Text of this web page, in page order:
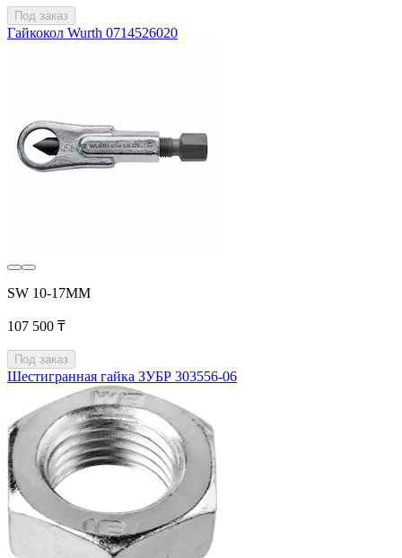
Под заказ
Гайкокол Wurth 0714526020
SW 10-17MM
107 500 ₸
Под заказ
Шестигранная гайка ЗУБР 303556-06